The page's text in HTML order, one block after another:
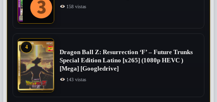
158 vistas
4
Dragon Ball Z: Resurrection ‘F’ – Future Trunks
Special Edition Latino [x265] (1080p HEVC )
[Mega] [Googledrive]
143 vistas